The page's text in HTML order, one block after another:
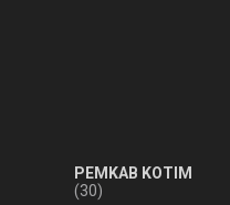
PEMKAB KOTIM
(30)